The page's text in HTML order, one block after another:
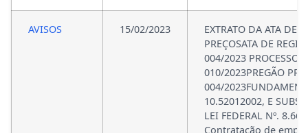
AVISOS 15/02/2023
EXTRATO DA ATA DE
PREÇOSATA DE
004/2023 PROCESSO
010/2023PREGÃO
004/
10.52012002, E
LEI FEDERAL Nº.
Contratação de